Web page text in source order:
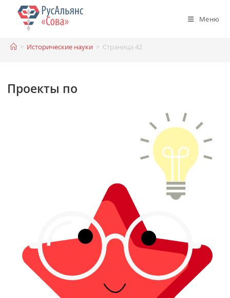
Перейти
содержимому
Меню
> Исторические науки > Страница 42
Проекты по